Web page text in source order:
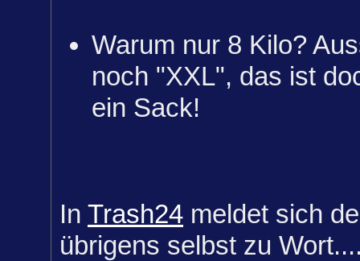
Warum nur 8 Kilo?
noch "XXL", das ist
ein Sack!
In Trash24 meldet sich
übrigens selbst zu